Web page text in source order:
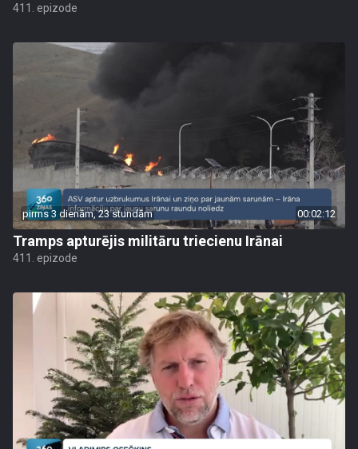
411. epizode
pirms 3 dienām, 23 stundām 00:02:12
Tramps apturējis militāru triecienu Irānai
411. epizode